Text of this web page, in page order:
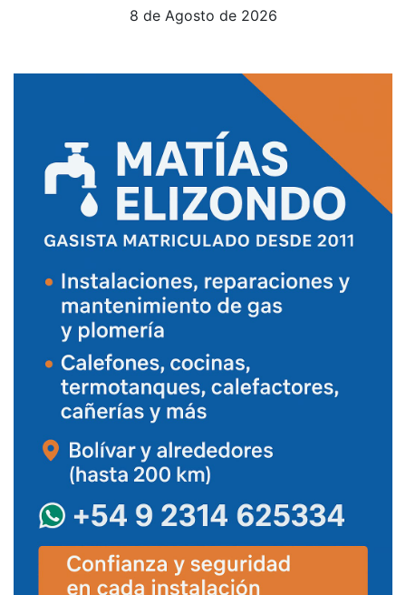
8 de Agosto de 2026